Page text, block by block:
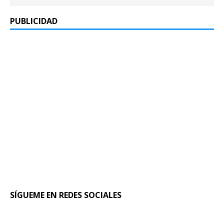
PUBLICIDAD
SÍGUEME EN REDES SOCIALES